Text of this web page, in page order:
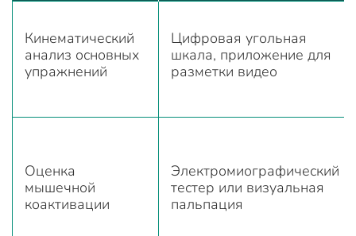
Кинематический
анализ основных
упражнений
Цифровая угольная
шкала, приложение для
разметки видео
Оценка
мышечной
коактивации
Электромиографический
тестер или визуальная
пальпация